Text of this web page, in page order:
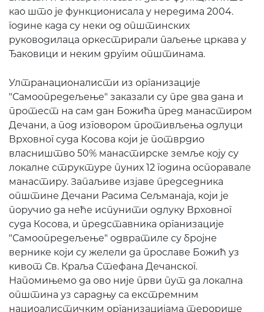
као што је функционисала у нередима 2004.
године када су неки од општинских
руководилаца оркестрирали паљење цркава у
Ђаковици и неким другим општинама.
Ултранационалисти из организације
"Самоопредељење" заказали су пре два дана и
протест на сам дан Божића пред манастиром
Дечани, а под изговором противљења одлуци
Врховног суда Косова који је потврдио
власништво 50% манастирске земље коју су
локалне структуре пуних 12 година оспоравале
манастиру. Запаљиве изјаве председника
општине Дечани Расима Сељманаја, који је
поручио да неће испунити одлуку Врховног
суда Косова, и представника организације
"Самоопредељење" одвратиле су бројне
вернике који су желели да прославе Божић уз
кивот Св. Краља Стефана Дечанског.
Напомињемо да ово није први пут да локална
општина уз сарадњу са екстремним
нациоалистичким организацијама терорише